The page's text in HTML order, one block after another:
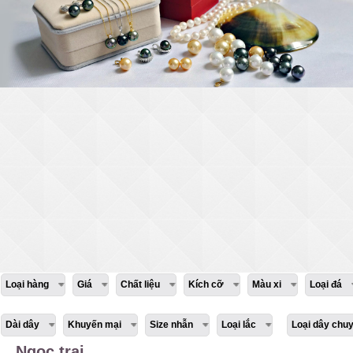
Loại hàng Giá Chất liệu Kích cỡ Màu xi Loại đá
Dài dây Khuyến mại Size nhẫn Loại lắc Loại dây